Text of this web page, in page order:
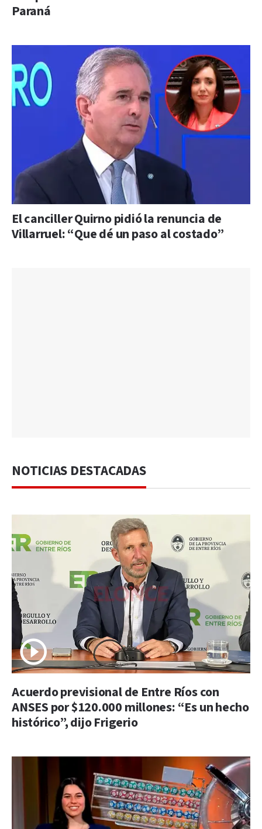
Paraná
El canciller Quirno pidió la renuncia de
Villarruel: “Que dé un paso al costado”
NOTICIAS DESTACADAS
Acuerdo previsional de Entre Ríos con
ANSES por $120.000 millones: “Es un hecho
histórico”, dijo Frigerio